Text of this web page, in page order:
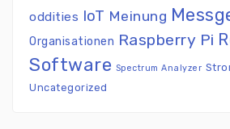
oddities IoT Meinung
Organisationen Raspberry Pi
Software Spectrum Analyzer
Uncategorized